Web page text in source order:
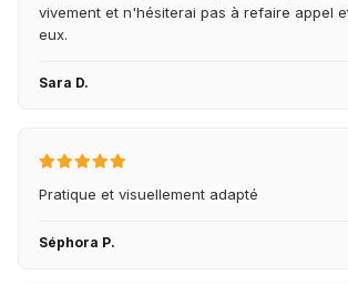
vivement et n'hésiterai pas à refaire appel
eux.
Sara D.
Pratique et visuellement adapté
Séphora P.